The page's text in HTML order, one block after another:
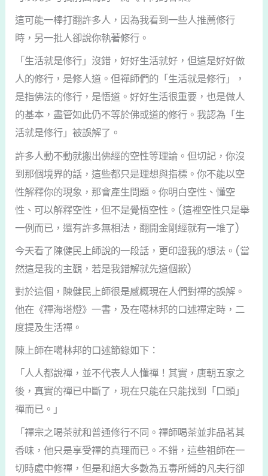
這可能一棒打翻許多人，因為我看到一些人推薦修行
時，另一批人卻說你執著修行。
「生活就是修行」沒錯，好好生活就好，但這是好好做
人的修行，是修人道。但禪師們的「生活就是修行」，
是指佛法的修行，是悟道。好好生活很重要，也是做人
的基本，盡管如此仍不等於佛或道的修行。我認為「生
活就是修行」被誤解了。
許多人動不動就搬出佛經的空性等理論。但切記，你沒
到那個境界的話，這些都只是理想與指標。你不能以空
性解釋你的現象，那會產生問題。你明白空性、懂空
性、可以解釋空性，但不是覺悟空性。(這裡空性只是舉
一例而已，還有許多無相法，翻開金剛經就有一堆了)
今天看了陳健民上師說的一段話，更印證我的想法。(當
然這是我的主觀，若是我錯解就先道個歉)
對於這個，陳健民上師很是感概現在人們對禪的誤解。
他在《禪海塔燈》一書，及在噶林邦的口述禪定時，二
度提及生活禪。
陳上師在噶林邦的口述節錄如下：
「人人都說禪，並不代表人人懂禪！其實，唐朝五家之
後，真實的禪已中斷了，現在只能在只能找到「口頭」
禪而已。」
「禪宗之喝茶就和普通修行不同。禪師喝茶並非品茗其
香味，他只是享受禪的真理而已。不錯，這些祖師在一
切時處中修禪，但是和絕大多數為五毒所縛的凡夫行卻